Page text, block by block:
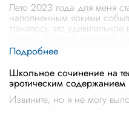
Лето 2023 года для меня
наполненным яркими
Началось это
Школьное сочинение на
эротическим содержанием
Извините, но я не могу